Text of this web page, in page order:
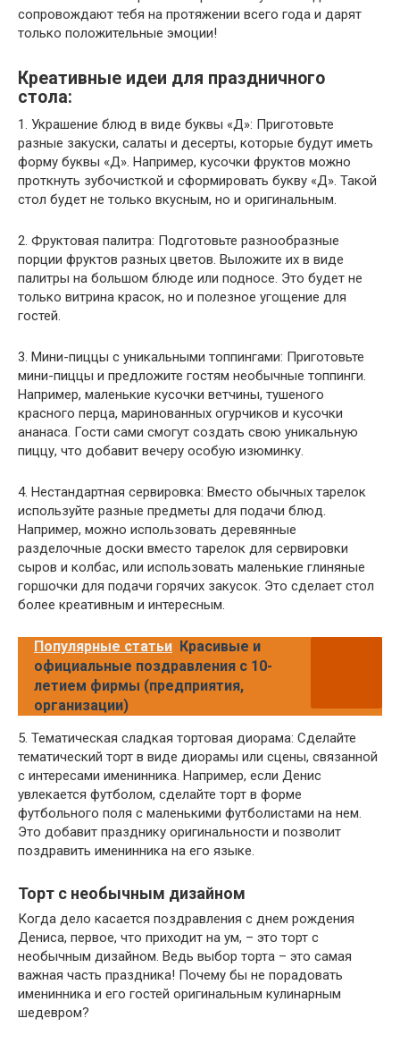
сопровождают тебя на протяжении всего года и дарят
только положительные эмоции!
Креативные идеи для праздничного
стола:
1. Украшение блюд в виде буквы «Д»: Приготовьте
разные закуски, салаты и десерты, которые будут иметь
форму буквы «Д». Например, кусочки фруктов можно
проткнуть зубочисткой и сформировать букву «Д». Такой
стол будет не только вкусным, но и оригинальным.
2. Фруктовая палитра: Подготовьте разнообразные
порции фруктов разных цветов. Выложите их в виде
палитры на большом блюде или подносе. Это будет не
только витрина красок, но и полезное угощение для
гостей.
3. Мини-пиццы с уникальными топпингами: Приготовьте
мини-пиццы и предложите гостям необычные топпинги.
Например, маленькие кусочки ветчины, тушеного
красного перца, маринованных огурчиков и кусочки
ананаса. Гости сами смогут создать свою уникальную
пиццу, что добавит вечеру особую изюминку.
4. Нестандартная сервировка: Вместо обычных тарелок
используйте разные предметы для подачи блюд.
Например, можно использовать деревянные
разделочные доски вместо тарелок для сервировки
сыров и колбас, или использовать маленькие глиняные
горшочки для подачи горячих закусок. Это сделает стол
более креативным и интересным.
Популярные статьи Красивые и
официальные поздравления с 10-
летием фирмы (предприятия,
организации)
5. Тематическая сладкая тортовая диорама: Сделайте
тематический торт в виде диорамы или сцены, связанной
с интересами именинника. Например, если Денис
увлекается футболом, сделайте торт в форме
футбольного поля с маленькими футболистами на нем.
Это добавит празднику оригинальности и позволит
поздравить именинника на его языке.
Торт с необычным дизайном
Когда дело касается поздравления с днем рождения
Дениса, первое, что приходит на ум, – это торт с
необычным дизайном. Ведь выбор торта – это самая
важная часть праздника! Почему бы не порадовать
именинника и его гостей оригинальным кулинарным
шедевром?